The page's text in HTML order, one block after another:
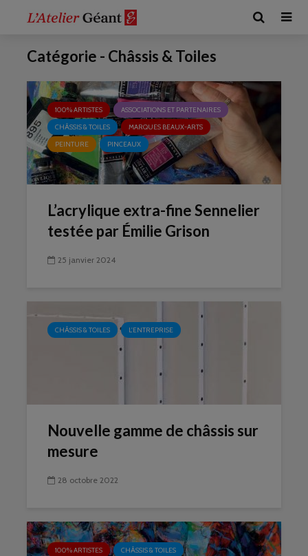
Catégorie - Châssis & Toiles
100% ARTISTES
ASSOCIATIONS ET PARTENAIRES
CHÂSSIS & TOILES
MARQUES BEAUX-ARTS
PEINTURE
PINCEAUX
L’acrylique extra-fine Sennelier
testée par Émilie Grison
25 janvier 2024
CHÂSSIS & TOILES L'ENTREPRISE
Nouvelle gamme de châssis sur
mesure
28 octobre 2022
100% ARTISTES CHÂSSIS & TOILES